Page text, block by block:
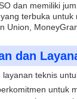
dan memiliki
terbuka
Union,
dan
layanan teknis
untuk